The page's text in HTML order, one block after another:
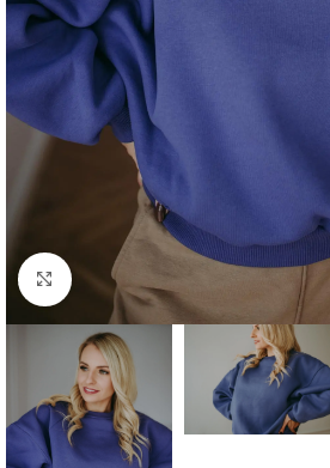
Click to enlarge